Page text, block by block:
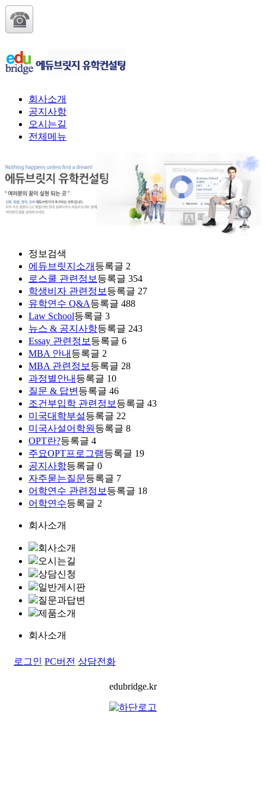
회사소개
공지사항
오시는길
전체메뉴
정보검색
에듀브릿지소개 등록글 2
로스쿨 관련정보등록글 354
학생비자 관련정보등록글 27
유학연수 Q&A등록글 488
Law School등록글 3
뉴스 & 공지사항등록글 243
Essay 관련정보등록글 6
MBA 안내 등록글 2
MBA 관련정보등록글 28
과정별안내 등록글 10
질문 & 답변등록글 46
조건부입학 관련정보등록글 43
미국대학부설등록글 22
미국사설어학원등록글 8
OPT란?등록글 4
주요OPT프로그램등록글 19
공지사항등록글 0
자주묻는질문등록글 7
어학연수 관련정보등록글 18
어학연수등록글 2
회사소개
회사소개
오시는길
상담신청
일반게시판
질문과답변
제품소개
회사소개
로그인 PC버전 상담전화
edubridge.kr